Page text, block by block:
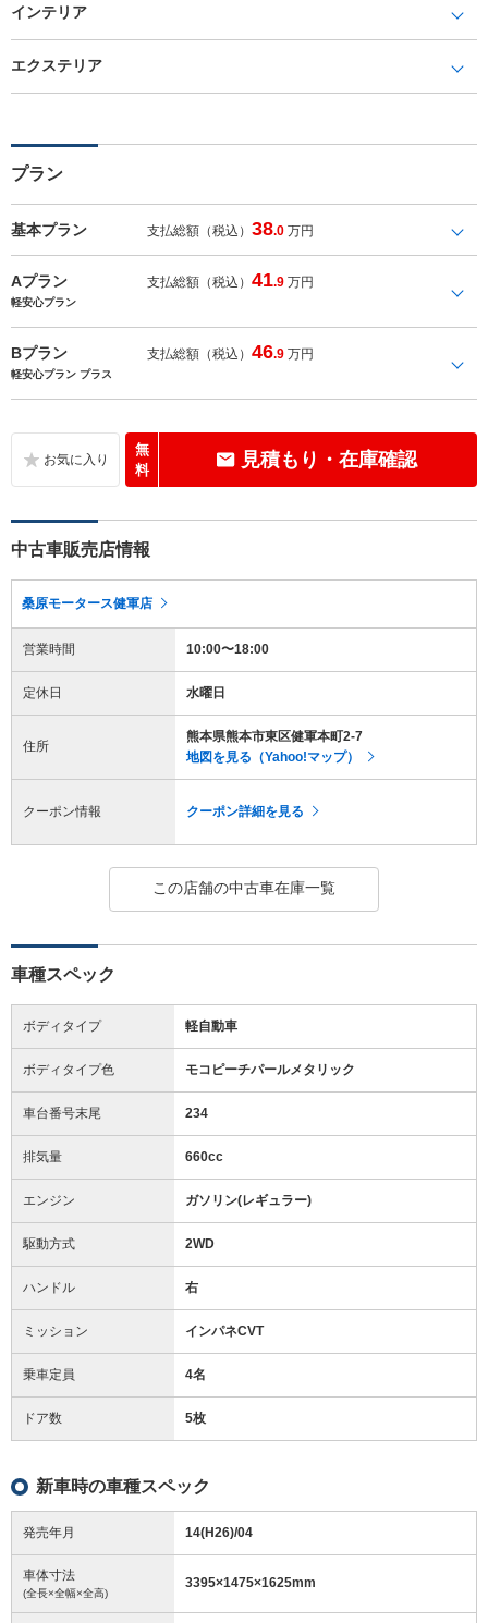
インテリア
エクステリア
プラン
基本プラン 支払総額（税込）38.0 万円
Aプラン 支払総額（税込）41.9 万円
軽安心プラン
Bプラン 支払総額（税込）46.9 万円
軽安心プラン プラス
無
料
見積もり・在庫確認
中古車販売店情報
桑原モータース健軍店
営業時間 10:00〜18:00
定休日 水曜日
住所
熊本県熊本市東区健軍本町2-7
地図を見る（Yahoo!マップ）
クーポン情報 クーポン詳細を見る
この店舗の中古車在庫一覧
車種スペック
ボディタイプ 軽自動車
ボディタイプ色 モコピーチパールメタリック
車台番号末尾 234
排気量 660cc
エンジン ガソリン(レギュラー)
駆動方式 2WD
ハンドル 右
ミッション インパネCVT
乗車定員 4名
ドア数 5枚
新車時の車種スペック
発売年月 14(H26)/04
車体寸法
(全長×全幅×全高)
3395×1475×1625mm